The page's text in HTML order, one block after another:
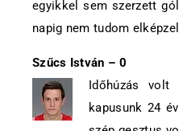
egyikkel sem szerzett
napig nem tudom
Szűcs István – 0
Időhúzás
kapusunk 24